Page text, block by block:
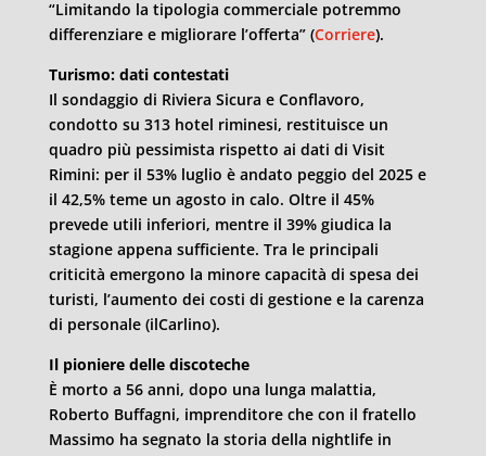
“Limitando la tipologia commerciale potremmo
differenziare e migliorare l’offerta” (Corriere).
Turismo: dati contestati
Il sondaggio di Riviera Sicura e Conflavoro,
condotto su 313 hotel riminesi, restituisce un
quadro più pessimista rispetto ai dati di Visit
Rimini: per il 53% luglio è andato peggio del 2025 e
il 42,5% teme un agosto in calo. Oltre il 45%
prevede utili inferiori, mentre il 39% giudica la
stagione appena sufficiente. Tra le principali
criticità emergono la minore capacità di spesa dei
turisti, l’aumento dei costi di gestione e la carenza
di personale (ilCarlino).
Il pioniere delle discoteche
È morto a 56 anni, dopo una lunga malattia,
Roberto Buffagni, imprenditore che con il fratello
Massimo ha segnato la storia della nightlife in